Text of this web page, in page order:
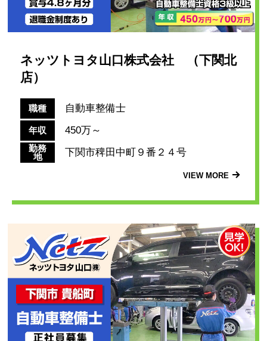
ネッツトヨタ山口株式会社 （下関北
店）
職種 自動車整備士
年収 450万～
勤務
地
下関市稗田中町９番２４号
VIEW MORE